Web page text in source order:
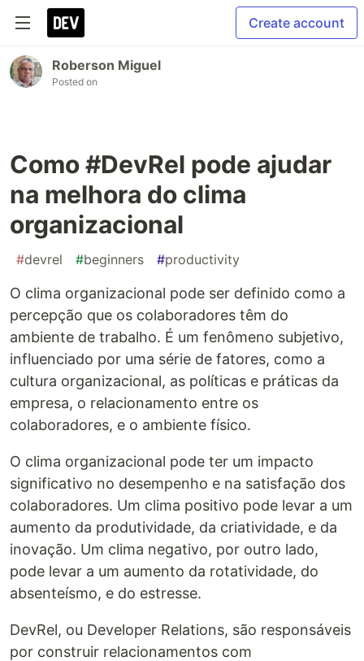
Create account
Roberson Miguel
Posted on
Como #DevRel pode ajudar
na melhora do clima
organizacional
#devrel #beginners #productivity
O clima organizacional pode ser definido como a
percepção que os colaboradores têm do
ambiente de trabalho. É um fenômeno subjetivo,
influenciado por uma série de fatores, como a
cultura organizacional, as políticas e práticas da
empresa, o relacionamento entre os
colaboradores, e o ambiente físico.
O clima organizacional pode ter um impacto
significativo no desempenho e na satisfação dos
colaboradores. Um clima positivo pode levar a um
aumento da produtividade, da criatividade, e da
inovação. Um clima negativo, por outro lado,
pode levar a um aumento da rotatividade, do
absenteísmo, e do estresse.
DevRel, ou Developer Relations, são responsáveis
por construir relacionamentos com